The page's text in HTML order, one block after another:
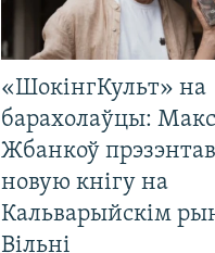
«ШокінгКульт» на
барахолаўцы:
Жбанкоў
новую кнігу на
Кальварыйскім
Вільні